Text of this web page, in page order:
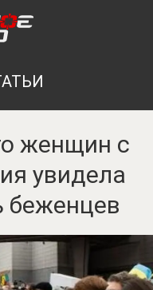
женщин с
увидела
беженцев